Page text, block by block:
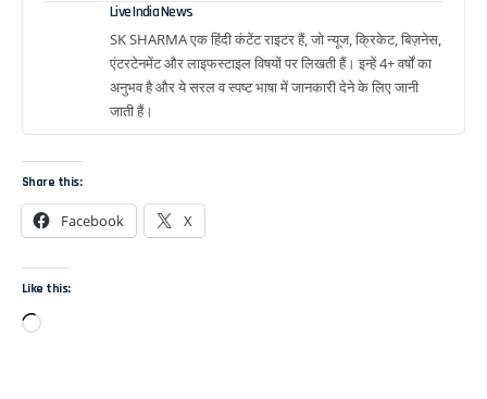
Live India News
SK SHARMA एक हिंदी कंटेंट राइटर हैं, जो न्यूज, क्रिकेट, बिज़नेस,
एंटरटेनमेंट और लाइफस्टाइल विषयों पर लिखती हैं। इन्हें 4+ वर्षों का
अनुभव है और ये सरल व स्पष्ट भाषा में जानकारी देने के लिए जानी
जाती हैं।
Share this:
Facebook X
Like this: